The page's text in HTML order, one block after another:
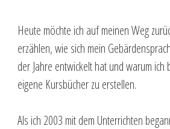
Heute möchte ich auf meinen Weg
erzählen, wie sich mein
der Jahre entwickelt hat und warum ich
eigene Kursbücher zu erstellen.
Als ich 2003 mit dem Unterrichten